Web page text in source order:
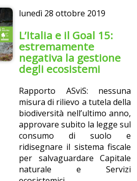
lunedì 28 ottobre 2019
L’Italia e il Goal 15:
estremamente
negativa la gestione
degli ecosistemi
Rapporto ASviS: nessuna
misura di rilievo a tutela della
biodiversità nell’ultimo anno,
approvare subito la legge sul
consumo di suolo e
ridisegnare il sistema fiscale
per salvaguardare Capitale
naturale e Servizi